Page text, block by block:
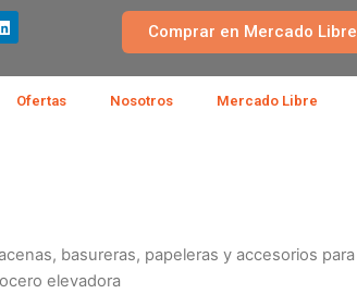
L
i
n
e
Comprar en Mercado Libre
Ofertas Nosotros Mercado Libre
basureras, papeleras y accesorios para
elevadora